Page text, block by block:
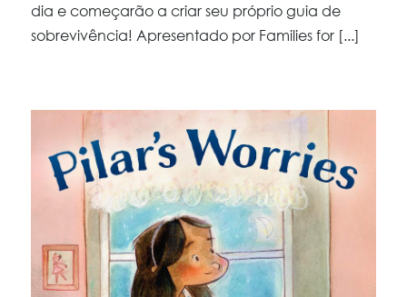
dia e começarão a criar seu próprio guia de
sobrevivência! Apresentado por Families for [...]